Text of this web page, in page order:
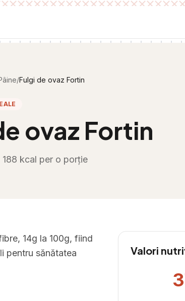
/Fulgi de ovaz Fortin
ovaz Fortin
188 kcal per o porție
14g la 100g, fiind
pentru sănătatea
Valori